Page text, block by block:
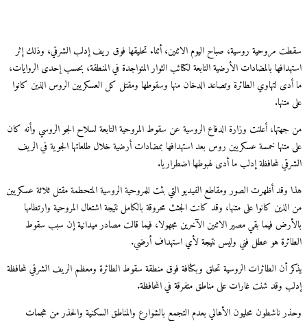
مروحية روسية، صباح اليوم الاثنين، أثناء تحليقها فوق ريف إدلب الشرقي، وذلك إثر
بالمضادات الأرضية التابعة لكتائب الثوار المتواجدة في المنطقة، بحسب إحدى الروايات،
لتهاوي الطائرة وتصاعد الدخان منها وسقوطها ومقتل كل العسكريين الروس الذين كانوا
أعلنت وزارة الدفاع الروسية عن سقوط المروحية التابعة لسلاح الجو الروسي وأنه كان
متنها خمسة عسكريين روس بعد استهدافها بمضادات أرضية خلال طلعاتها الجوية في الريف
لمحافظة إدلب ما أدى لهبوطها اضطراريا.
وقد أظهرت الصور ومقاطع الفيديو التي بثت للمروحية الروسية المتحطمة مقتل ثلاثة عسكريين
كانوا على متنها، وقد كانت الجثث محروقة بالكامل نتيجة اشتعال المروحية وارتطامها
فيما بقي مصير الاثنين الآخرين مجهولا، فيما قالت مصادر ميدانية إن سبب سقوط
هو عطل فني وليس نتيجة لأي استهداف أرضي.
أن الطائرات الروسية تحلق وبكثافة فوق منطقة سقوط الطائرة ومعظم الريف الشرقي لمحافظة
وقد شنت غارات على مناطق متفرقة في المحافظة.
ناشطون محليون الأهالي بعدم التجمع بالشوارع والمناطق السكنية والحذر من هجمات